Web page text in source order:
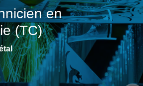
en
(TC)